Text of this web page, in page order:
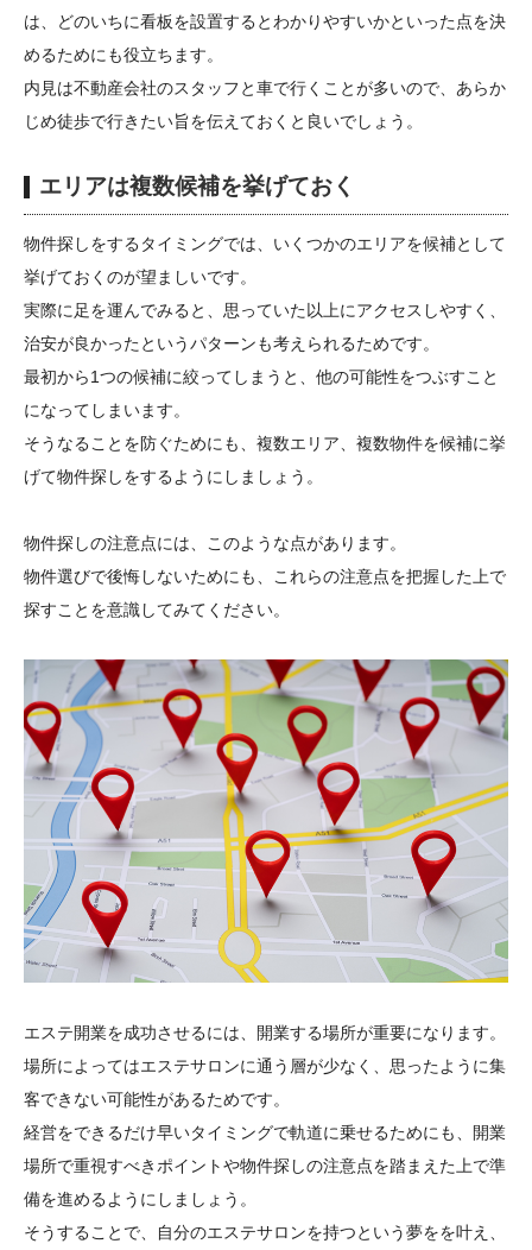
は、どのいちに看板を設置するとわかりやすいかといった点を決
めるためにも役立ちます。
内見は不動産会社のスタッフと車で行くことが多いので、あらか
じめ徒歩で行きたい旨を伝えておくと良いでしょう。
エリアは複数候補を挙げておく
物件探しをするタイミングでは、いくつかのエリアを候補として
挙げておくのが望ましいです。
実際に足を運んでみると、思っていた以上にアクセスしやすく、
治安が良かったというパターンも考えられるためです。
最初から1つの候補に絞ってしまうと、他の可能性をつぶすこと
になってしまいます。
そうなることを防ぐためにも、複数エリア、複数物件を候補に挙
げて物件探しをするようにしましょう。
物件探しの注意点には、このような点があります。
物件選びで後悔しないためにも、これらの注意点を把握した上で
探すことを意識してみてください。
エステ開業を成功させるには、開業する場所が重要になります。
場所によってはエステサロンに通う層が少なく、思ったように集
客できない可能性があるためです。
経営をできるだけ早いタイミングで軌道に乗せるためにも、開業
場所で重視すべきポイントや物件探しの注意点を踏まえた上で準
備を進めるようにしましょう。
そうすることで、自分のエステサロンを持つという夢をを叶え、